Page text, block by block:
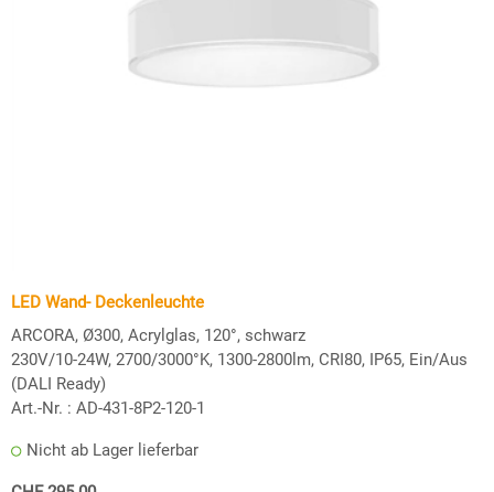
LED Wand- Deckenleuchte
ARCORA, Ø300, Acrylglas, 120°, schwarz
230V/10-24W, 2700/3000°K, 1300-2800lm, CRI80, IP65, Ein/Aus
(DALI Ready)
Art.-Nr. : AD-431-8P2-120-1
Nicht ab Lager lieferbar